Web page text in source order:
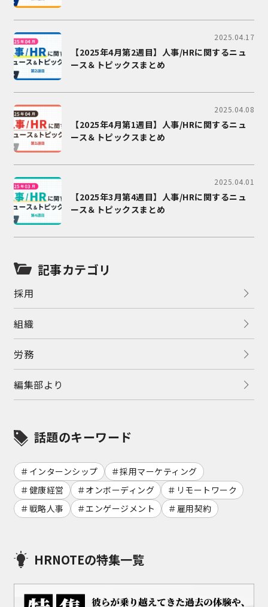
2025.04.17
【2025年4月第2週目】人事/HRに関するニュ
ース＆トピックスまとめ
2025.04.08
【2025年4月第1週目】人事/HRに関するニュ
ース＆トピックスまとめ
2025.04.01
【2025年3月第4週目】人事/HRに関するニュ
ース＆トピックスまとめ
記事カテゴリ
採用
組織
労務
編集部より
話題のキーワード
インターンシップ
採用マーケティング
健康経営
オンボーディング
リモートワーク
戦略人事
エンゲージメント 雇用契約
HRNOTEの特集一覧